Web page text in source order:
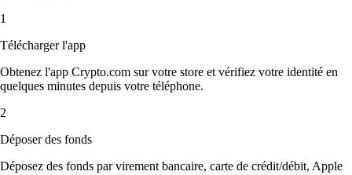
1
Télécharger l'app
Obtenez l'app Crypto.com sur votre store et vérifiez votre identité en
quelques minutes depuis votre téléphone.
2
Déposer des fonds
Déposez des fonds par virement bancaire, carte de crédit/débit, Apple